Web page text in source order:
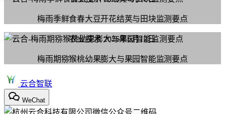
梅雨季鲜食春大豆开花结荚与田块监测要点
农业技术 2026年6月12日
梅雨期猕猴桃幼果膨大与果园智能监测要点
云合智联
WeChat